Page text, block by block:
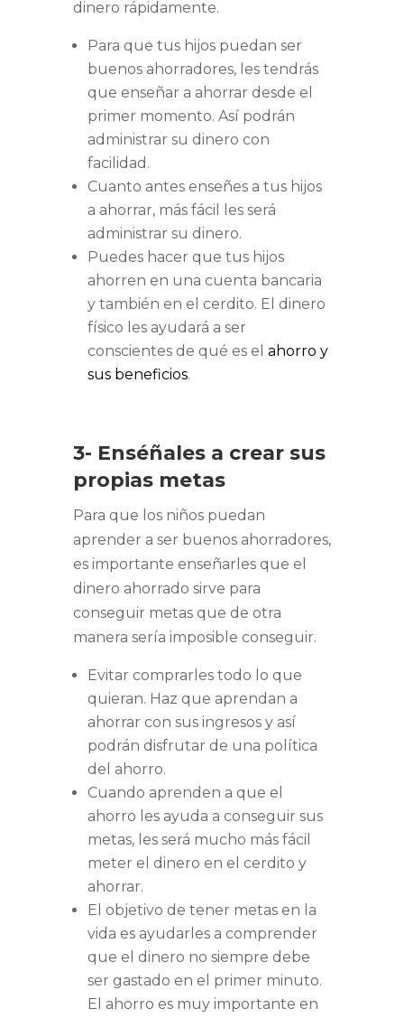
dinero rápidamente.
Para que tus hijos puedan ser
buenos ahorradores, les tendrás
que enseñar a ahorrar desde el
primer momento. Así podrán
administrar su dinero con
facilidad.
Cuanto antes enseñes a tus hijos
a ahorrar, más fácil les será
administrar su dinero.
Puedes hacer que tus hijos
ahorren en una cuenta bancaria
y también en el cerdito. El dinero
físico les ayudará a ser
conscientes de qué es el ahorro y
sus beneficios.
3- Enséñales a crear sus
propias metas
Para que los niños puedan
aprender a ser buenos ahorradores,
es importante enseñarles que el
dinero ahorrado sirve para
conseguir metas que de otra
manera sería imposible conseguir.
Evitar comprarles todo lo que
quieran. Haz que aprendan a
ahorrar con sus ingresos y así
podrán disfrutar de una política
del ahorro.
Cuando aprenden a que el
ahorro les ayuda a conseguir sus
metas, les será mucho más fácil
meter el dinero en el cerdito y
ahorrar.
El objetivo de tener metas en la
vida es ayudarles a comprender
que el dinero no siempre debe
ser gastado en el primer minuto.
El ahorro es muy importante en